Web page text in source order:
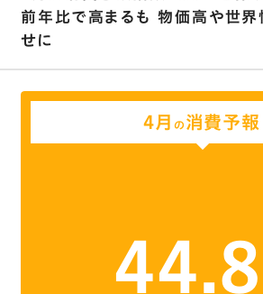
前年比で高まるも 物価高や世
せに
4月 の消費予報
44.8